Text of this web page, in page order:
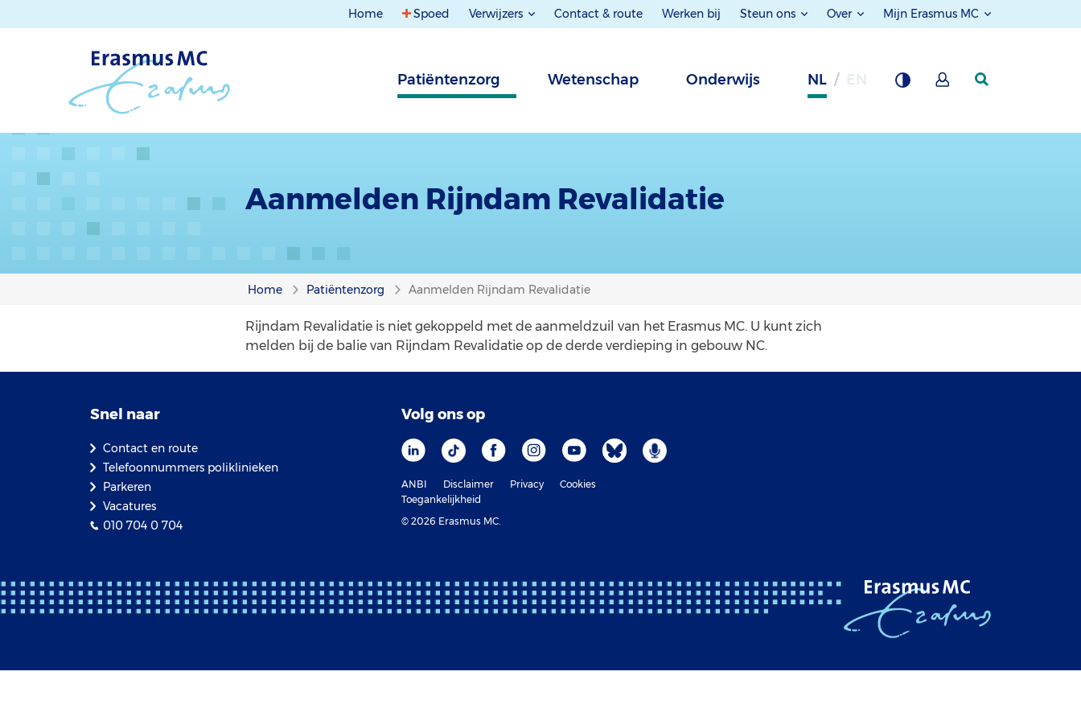
Home Spoed Verwijzers Contact & route Werken bij Steun ons Over Mijn Erasmus MC
Patiëntenzorg Wetenschap Onderwijs NL
Aanmelden Rijndam Revalidatie
Home Patiëntenzorg Aanmelden Rijndam Revalidatie
Rijndam Revalidatie is niet gekoppeld met de aanmeldzuil van het Erasmus MC. U kunt zich
melden bij de balie van Rijndam Revalidatie op de derde verdieping in gebouw NC.
Snel naar
Contact en route
Telefoonnummers poliklinieken
Parkeren
Vacatures
010 704 0 704
Volg ons op
ANBI Disclaimer Privacy
Cookies
Toegankelijkheid
© 2026 Erasmus MC.